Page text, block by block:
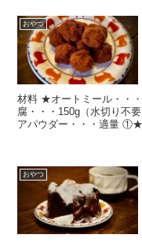
おやつ
材料 ★オートミール・・
腐・・・150g（水切り不
アパウダー・・・適量 ①★
おやつ